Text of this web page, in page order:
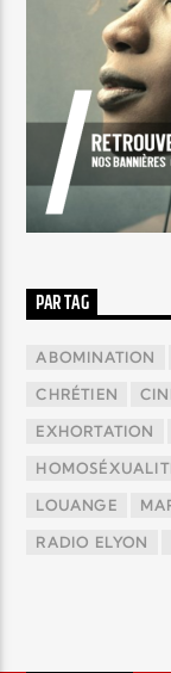
PAR TAG
ABOMINATION
CHRÉTIEN
EXHORTATION
LOUANGE
RADIO ELYON